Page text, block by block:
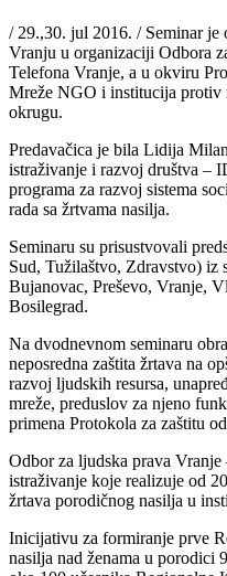
/ 29.,30. jul 2016. / Seminar je
Vranju u organizaciji Odbora
Telefona Vranje, a u okviru
Mreže NGO i institucija protiv
okrugu.
Predavačica je bila Lidija
istraživanje i razvoj društva –
programa za razvoj sistema
rada sa žrtvama nasilja.
Seminaru su prisustvovali
Sud, Tužilaštvo, Zdravstvo) iz
Bujanovac, Preševo, Vranje,
Bosilegrad.
Na dvodnevnom seminaru
neposredna zaštita žrtava na
razvoj ljudskih resursa,
mreže, preduslov za njeno
primena Protokola za zaštitu
Odbor za ljudska prava
istraživanje koje realizuje od
žrtava porodičnog nasilja u
Inicijativu za formiranje prve
nasilja nad ženama u porodici